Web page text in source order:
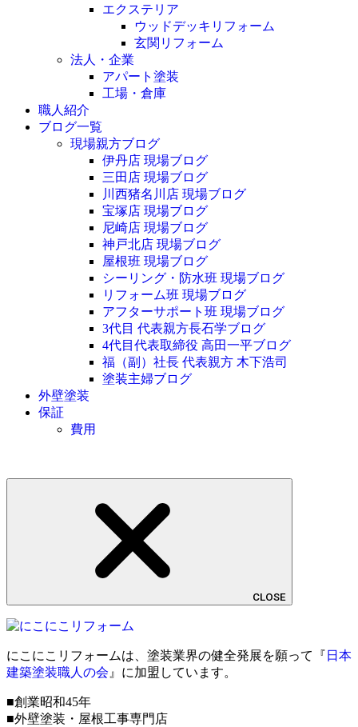
エクステリア
ウッドデッキリフォーム
玄関リフォーム
法人・企業
アパート塗装
工場・倉庫
職人紹介
ブログ一覧
現場親方ブログ
伊丹店 現場ブログ
三田店 現場ブログ
川西猪名川店 現場ブログ
宝塚店 現場ブログ
尼崎店 現場ブログ
神戸北店 現場ブログ
屋根班 現場ブログ
シーリング・防水班 現場ブログ
リフォーム班 現場ブログ
アフターサポート班 現場ブログ
3代目 代表親方長石学ブログ
4代目代表取締役 高田一平ブログ
福（副）社長 代表親方 木下浩司
塗装主婦ブログ
外壁塗装
保証
費用
CLOSE
にこにこリフォームは、塗装業界の健全発展を願って『 日本
建築塗装職人の会 』に加盟しています。
■創業昭和45年
■外壁塗装・屋根工事専門店